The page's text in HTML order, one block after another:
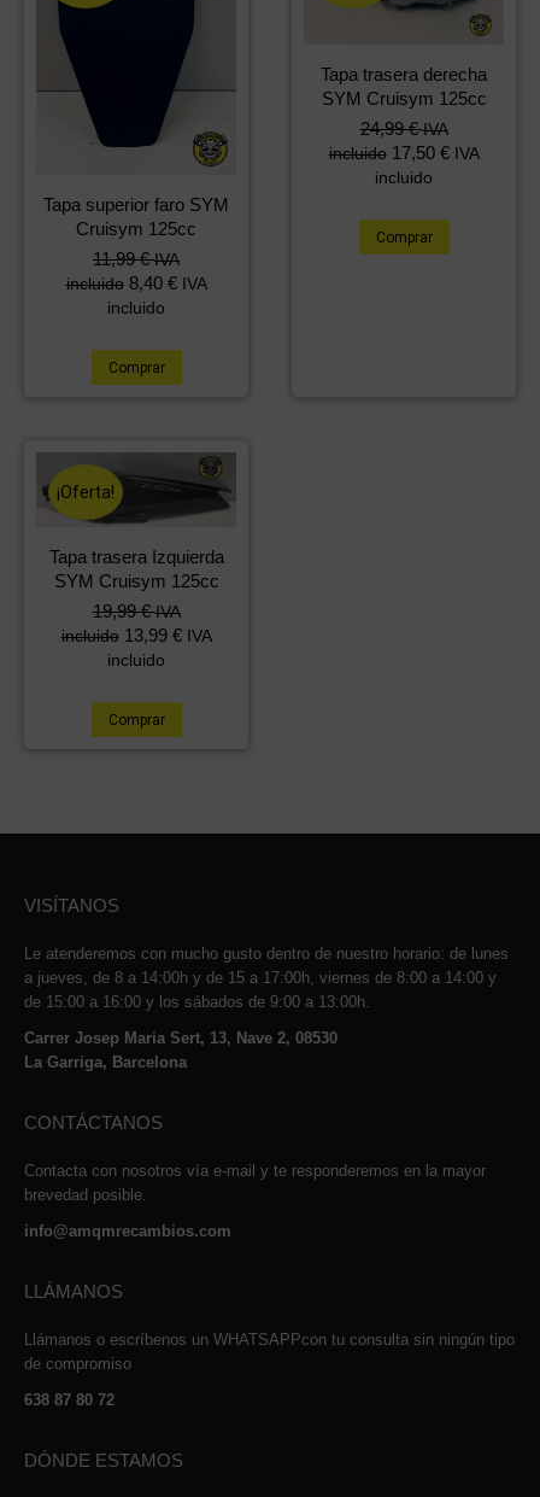
Tapa superior faro SYM
Cruisym 125cc
El
precio
original
24,08 €.
11,99€El
precio
actual
11,99 €.
IVA
incluido 8,40 € IVA
incluido
Comprar
Tapa trasera derecha
SYM Cruisym 125cc
El
precio
original
48,28 €.
24,99€El
precio
actual
24,99 €.
IVA
incluido 17,50 € IVA
incluido
Comprar
¡Oferta!
Tapa trasera Izquierda
SYM Cruisym 125cc
El
precio
original
39,99 €.
19,99€El
precio
actual
19,99 €.
IVA
incluido 13,99 € IVA
incluido
Comprar
VISÍTANOS
Le atenderemos con mucho gusto dentro de nuestro horario: de lunes
a jueves, de 8 a 14:00h y de 15 a 17:00h, viernes de 8:00 a 14:00 y
de 15:00 a 16:00 y los sábados de 9:00 a 13:00h.
Carrer Josep Maria Sert, 13, Nave 2, 08530
La Garriga, Barcelona
CONTÁCTANOS
Contacta con nosotros vía e-mail y te responderemos en la mayor
brevedad posible.
info@amqmrecambios.com
LLÁMANOS
Llámanos o escríbenos un WHATSAPPcon tu consulta sin ningún tipo
de compromiso
638 87 80 72
DÓNDE ESTAMOS